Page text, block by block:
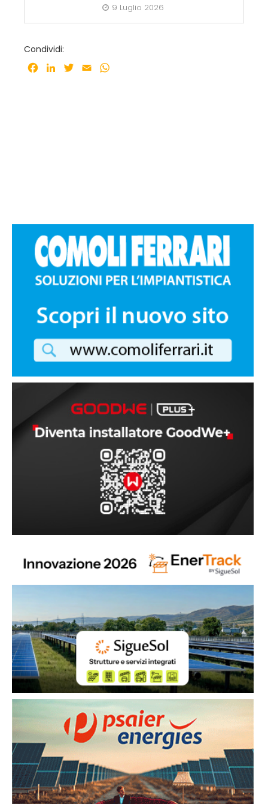
9 Luglio 2026
Condividi:
Facebook
LinkedInTwitter
Email